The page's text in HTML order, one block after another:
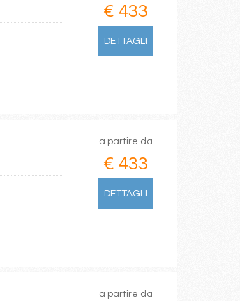
€ 433
DETTAGLI
a partire da
€ 433
DETTAGLI
a partire da